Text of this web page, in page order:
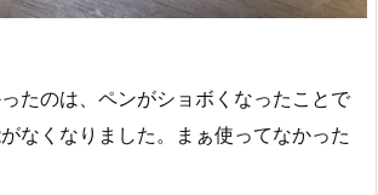
たのは、ペンがショボくなったことで
なくなりました。まぁ使ってなかった